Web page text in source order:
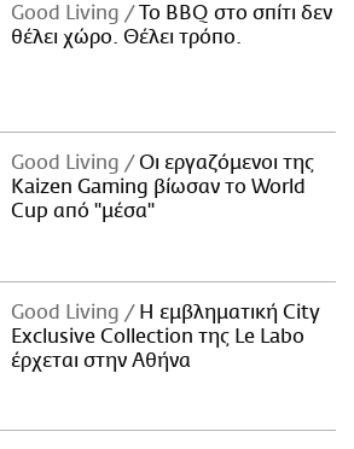
Good Living
Το BBQ στο σπίτι δεν
θέλει χώρο. Θέλει τρόπο.
Good Living
Οι εργαζόμενοι της
Kaizen Gaming βίωσαν το World
Cup από "μέσα"
Good Living
Η εμβληματική City
Exclusive Collection της Le Labo
έρχεται στην Αθήνα